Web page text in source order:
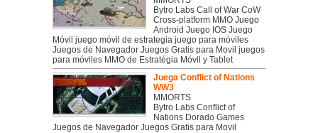
Bytro Labs Call of War CoW
Cross-platform MMO Juego
Android Juego IOS Juego
Móvil juego móvil de estrategia juego para móviles
Juegos de Navegador Juegos Gratis para Movil juegos
para móviles MMO de Estratégia Móvil y Tablet
Juega Conflict of Nations
WW3
MMORTS
Bytro Labs Conflict of
Nations Dorado Games
Juegos de Navegador Juegos Gratis para Movil